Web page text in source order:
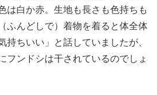
は白か赤。生地も長さも色持ちも
ふんどしで）着物を着ると体全体
持ちいい」と話していましたが、
フンドシは干されているのでしょ